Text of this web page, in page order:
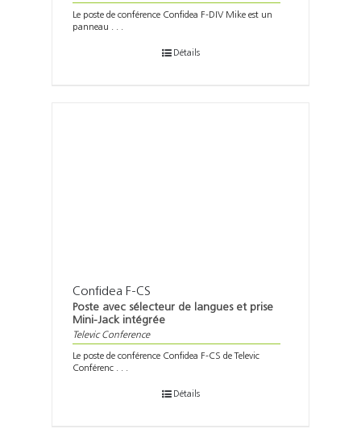
Le poste de conférence Confidea F-DIV Mike est un
panneau . . .
Détails
Confidea F-CS
Poste avec sélecteur de langues et prise
Mini-Jack intégrée
Televic Conference
Le poste de conférence Confidea F-CS de Televic
Conférenc . . .
Détails